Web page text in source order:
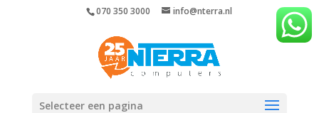
070 350 3000 info@nterra.nl
Selecteer een pagina